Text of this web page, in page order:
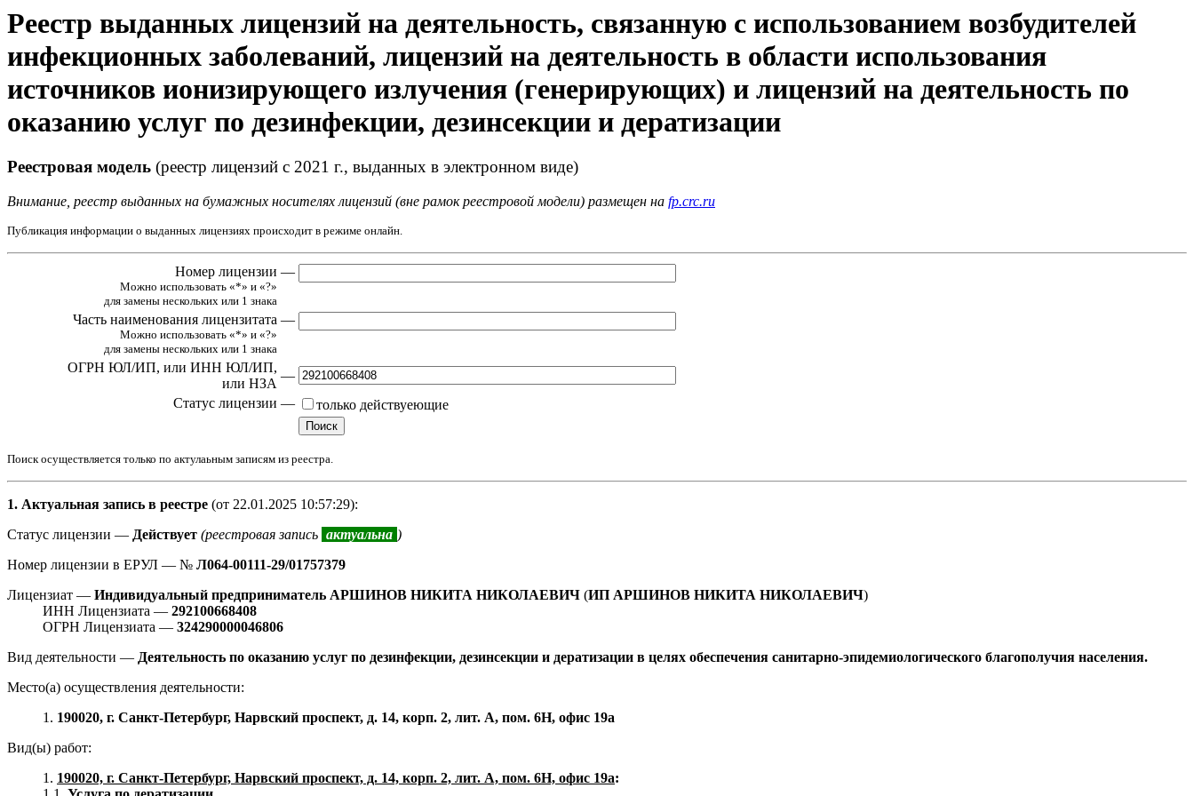
Реестр выданных лицензий на деятельность, связанную с использованием возбудителей
инфекционных заболеваний, лицензий на деятельность в области использования
источников ионизирующего излучения (генерирующих) и лицензий на деятельность по
оказанию услуг по дезинфекции, дезинсекции и дератизации
Реестровая модель (реестр лицензий с 2021 г., выданных в электронном виде)
Внимание, реестр выданных на бумажных носителях лицензий (вне рамок реестровой модели) размещен на fp.crc.ru
Публикация информации о выданных лицензиях происходит в режиме онлайн.
Номер лицензии
Можно использовать «*» и «?»
для замены нескольких или 1 знака
—
Часть наименования лицензитата
Можно использовать «*» и «?»
для замены нескольких или 1 знака
—
ОГРН ЮЛ/ИП, или ИНН ЮЛ/ИП,
или НЗА
—
Статус лицензии — только действуеющие
Поиск осуществляется только по актулаьным записям из реестра.
1. Актуальная запись в реестре (от 22.01.2025 10:57:29):
Статус лицензии — Действует (реестровая запись актуальна )
Номер лицензии в ЕРУЛ — № Л064-00111-29/01757379
Лицензиат — Индивидуальный предприниматель АРШИНОВ НИКИТА НИКОЛАЕВИЧ (ИП АРШИНОВ НИКИТА НИКОЛАЕВИЧ)
ИНН Лицензиата — 292100668408
ОГРН Лицензиата — 324290000046806
Вид деятельности — Деятельность по оказанию услуг по дезинфекции, дезинсекции и дератизации в целях обеспечения санитарно-эпидемиологического благополучия населения.
Место(а) осуществления деятельности:
1. 190020, г. Санкт-Петербург, Нарвский проспект, д. 14, корп. 2, лит. А, пом. 6Н, офис 19а
Вид(ы) работ:
1. 190020, г. Санкт-Петербург, Нарвский проспект, д. 14, корп. 2, лит. А, пом. 6Н, офис 19а: